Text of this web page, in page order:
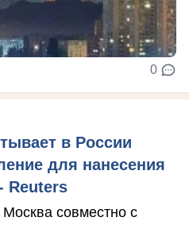
0
в России
для нанесения
Reuters
совместно с